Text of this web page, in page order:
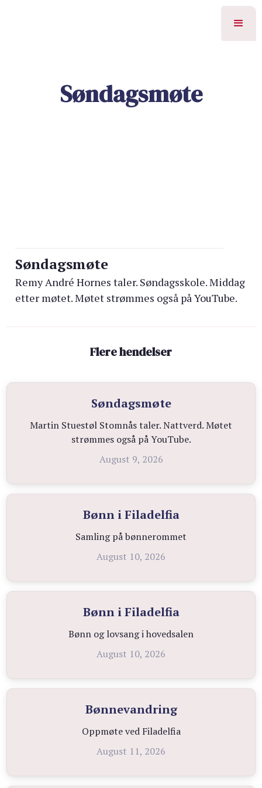
Søndagsmøte
Søndagsmøte
Remy André Hornes taler. Søndagsskole. Middag
etter møtet. Møtet strømmes også på YouTube.
Flere hendelser
Søndagsmøte
Martin Stuestøl Stomnås taler. Nattverd. Møtet
strømmes også på YouTube.
August 9, 2026
Bønn i Filadelfia
Samling på bønnerommet
August 10, 2026
Bønn i Filadelfia
Bønn og lovsang i hovedsalen
August 10, 2026
Bønnevandring
Oppmøte ved Filadelfia
August 11, 2026